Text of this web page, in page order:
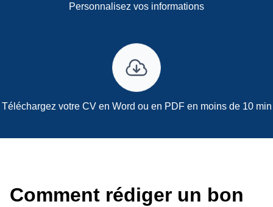
Personnalisez vos informations
Téléchargez votre CV en Word ou en PDF en moins de 10 min
Comment rédiger un bon